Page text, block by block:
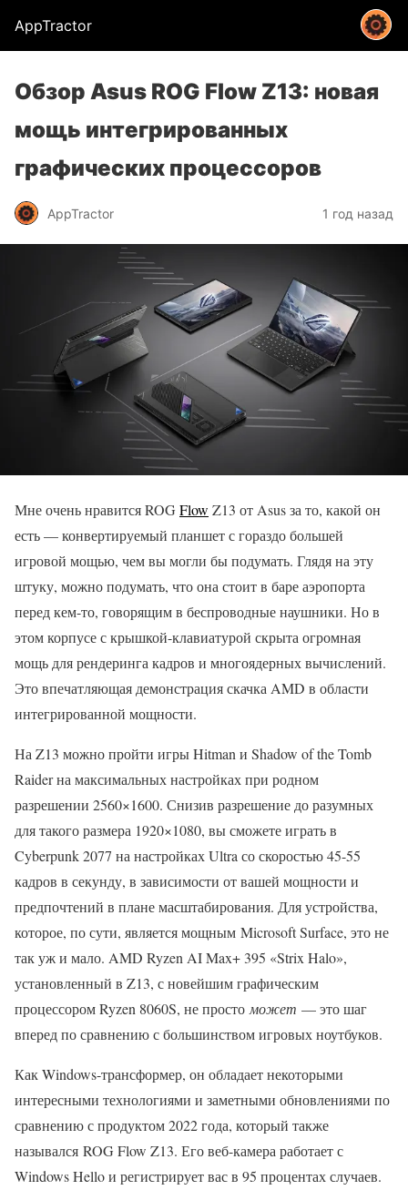
AppTractor
Обзор Asus ROG Flow Z13: новая
мощь интегрированных
графических процессоров
AppTractor 1 год назад
Мне очень нравится ROGFlow Z13 от Asus за то, какой он
есть — конвертируемый планшет с гораздо большей
игровой мощью, чем вы могли бы подумать. Глядя на эту
штуку, можно подумать, что она стоит в баре аэропорта
перед кем-то, говорящим в беспроводные наушники. Но в
этом корпусе с крышкой-клавиатурой скрыта огромная
мощь для рендеринга кадров и многоядерных вычислений.
Это впечатляющая демонстрация скачка AMD в области
интегрированной мощности.
На Z13 можно пройти игры Hitman и Shadow of the Tomb
Raider на максимальных настройках при родном
разрешении 2560×1600. Снизив разрешение до разумных
для такого размера 1920×1080, вы сможете играть в
Cyberpunk 2077 на настройках Ultra со скоростью 45-55
кадров в секунду, в зависимости от вашей мощности и
предпочтений в плане масштабирования. Для устройства,
которое, по сути, является мощным Microsoft Surface, это не
так уж и мало. AMD Ryzen AI Max+ 395 «Strix Halo»,
установленный в Z13, с новейшим графическим
процессором Ryzen 8060S, не просто может — это шаг
вперед по сравнению с большинством игровых ноутбуков.
Как Windows-трансформер, он обладает некоторыми
интересными технологиями и заметными обновлениями по
сравнению с продуктом 2022 года, который также
назывался ROG Flow Z13. Его веб-камера работает с
Windows Hello и регистрирует вас в 95 процентах случаев.